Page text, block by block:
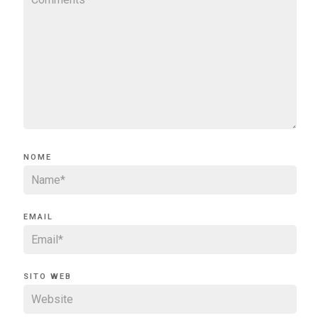
NOME
EMAIL
SITO WEB